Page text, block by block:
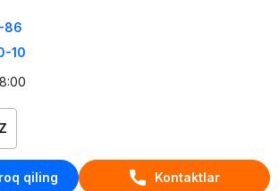
qiling Kontaktlar
86
10